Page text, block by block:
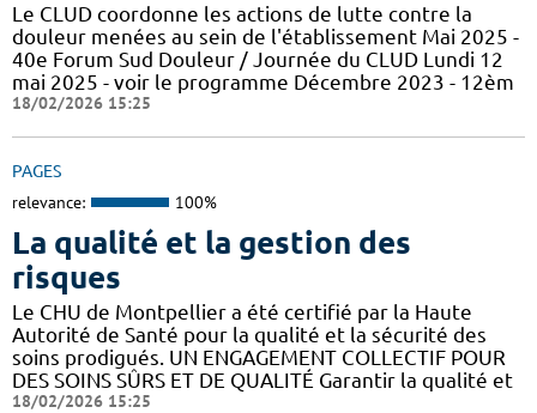
Le CLUD coordonne les actions de lutte contre la
douleur menées au sein de l'établissement Mai 2025 -
40e Forum Sud Douleur / Journée du CLUD Lundi 12
mai 2025 - voir le programme Décembre 2023 - 12èm
18/02/2026 15:25
PAGES
relevance: 100%
La qualité et la gestion des
risques
Le CHU de Montpellier a été certifié par la Haute
Autorité de Santé pour la qualité et la sécurité des
soins prodigués. UN ENGAGEMENT COLLECTIF POUR
DES SOINS SÛRS ET DE QUALITÉ Garantir la qualité et
18/02/2026 15:25